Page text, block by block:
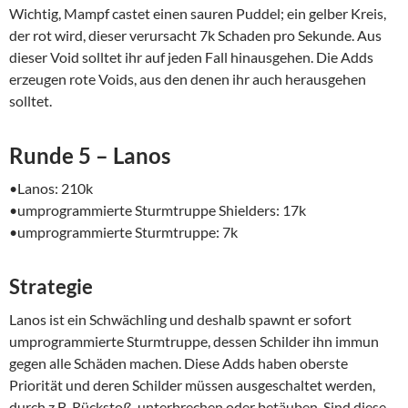
Wichtig, Mampf castet einen sauren Puddel; ein gelber Kreis,
der rot wird, dieser verursacht 7k Schaden pro Sekunde. Aus
dieser Void solltet ihr auf jeden Fall hinausgehen. Die Adds
erzeugen rote Voids, aus den denen ihr auch herausgehen
solltet.
Runde 5 – Lanos
•Lanos: 210k
•umprogrammierte Sturmtruppe Shielders: 17k
•umprogrammierte Sturmtruppe: 7k
Strategie
Lanos ist ein Schwächling und deshalb spawnt er sofort
umprogrammierte Sturmtruppe, dessen Schilder ihn immun
gegen alle Schäden machen. Diese Adds haben oberste
Priorität und deren Schilder müssen ausgeschaltet werden,